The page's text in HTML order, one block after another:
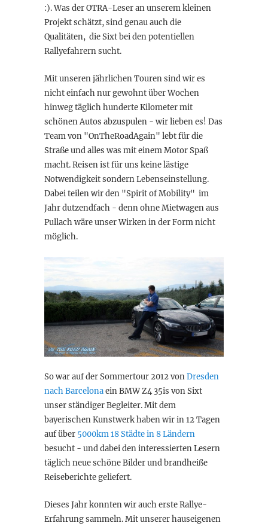
:). Was der OTRA-Leser an unserem kleinen
Projekt schätzt, sind genau auch die
Qualitäten, die Sixt bei den potentiellen
Rallyefahrern sucht.
Mit unseren jährlichen Touren sind wir es
nicht einfach nur gewohnt über Wochen
hinweg täglich hunderte Kilometer mit
schönen Autos abzuspulen - wir lieben es! Das
Team von "OnTheRoadAgain" lebt für die
Straße und alles was mit einem Motor Spaß
macht. Reisen ist für uns keine lästige
Notwendigkeit sondern Lebenseinstellung.
Dabei teilen wir den "Spirit of Mobility" im
Jahr dutzendfach - denn ohne Mietwagen aus
Pullach wäre unser Wirken in der Form nicht
möglich.
So war auf der Sommertour 2012 vonDresden
nach Barcelonaein BMW Z4 35is von Sixt
unser ständiger Begleiter. Mit dem
bayerischen Kunstwerk haben wir in 12 Tagen
auf über 5000km 18 Städte in 8 Ländern
besucht - und dabei den interessierten Lesern
täglich neue schöne Bilder und brandheiße
Reiseberichte geliefert.
Dieses Jahr konnten wir auch erste Rallye-
Erfahrung sammeln. Mit unserer hauseigenen